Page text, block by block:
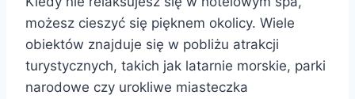
możesz cieszyć się pięknem okolicy. Wiele
obiektów znajduje się w pobliżu atrakcji
turystycznych, takich jak latarnie morskie, parki
narodowe czy urokliwe miasteczka